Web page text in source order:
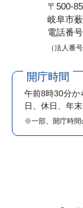
〒500-
岐阜市
電話番
（法人番
開庁時間
午前8時30分か
日、休日、年
※一部、開庁時間